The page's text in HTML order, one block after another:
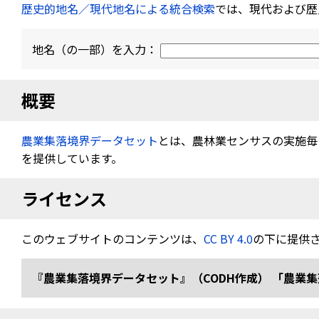
歴史的地名／現代地名による統合検索では、現代および
地名（の一部）を入力：
概要
農業集落境界データセット とは、農林業センサスの実施
を提供しています。
ライセンス
このウェブサイトのコンテンツは、 CC BY 4.0の下に提供
『農業集落境界データセット』（CODH作成） 「農